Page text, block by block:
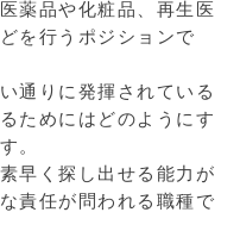
薬品や化粧品、再生医
を行うポジションで
通りに発揮されている
ためにはどのようにす
。
早く探し出せる能力が
責任が問われる職種で